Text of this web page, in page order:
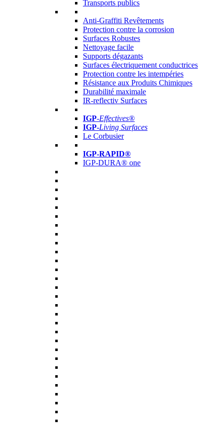
Transports publics
Anti-Graffiti Revêtements
Protection contre la corrosion
Surfaces Robustes
Nettoyage facile
Supports dégazants
Surfaces électriquement conductrices
Protection contre les intempéries
Résistance aux Produits Chimiques
Durabilité maximale
IR-reflectiv Surfaces
IGP-Effectives®
IGP-Living Surfaces
Le Corbusier
IGP-RAPID®
IGP-DURA® one